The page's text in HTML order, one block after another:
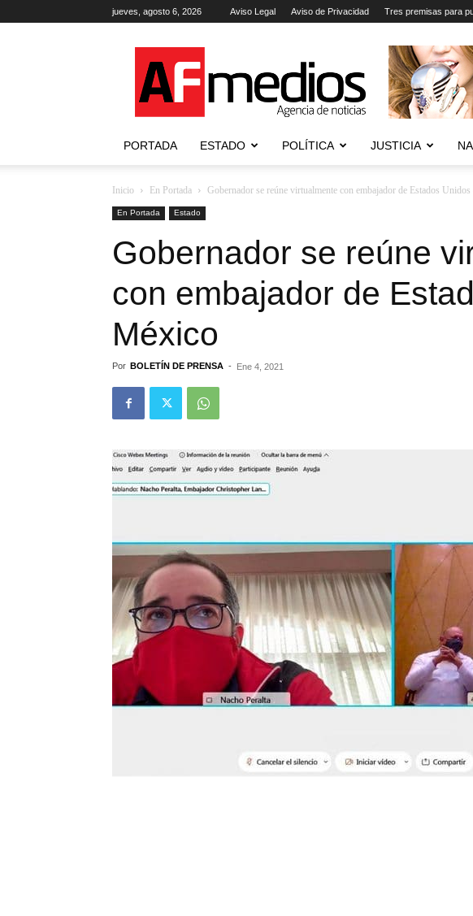
jueves, agosto 6, 2026 Aviso Legal Aviso de Privacidad Tres premisas para
Agencia
de
Noticias
PORTADA ESTADO POLÍTICA JUSTICIA
Inicio En Portada Gobernador se reúne virtualmente con embajador de Estados
En Portada Estado
Gobernador se reúne
con embajador de
México
Por BOLETÍN DE PRENSA - Ene 4, 2021